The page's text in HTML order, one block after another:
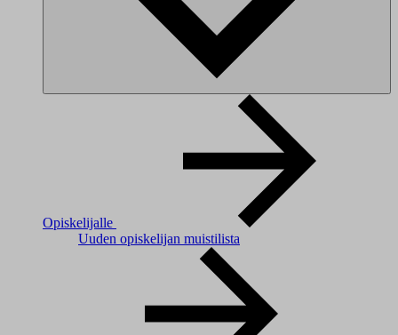
Opiskelijalle
Uuden opiskelijan muistilista